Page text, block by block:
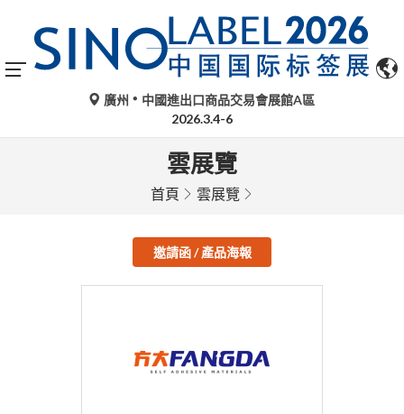
廣州
中國進出口商品交易會展館A區
2026.3.4-6
雲展覽
首頁 雲展覽
邀請函 / 產品海報